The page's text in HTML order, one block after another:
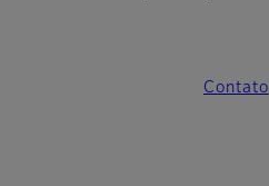
Contato